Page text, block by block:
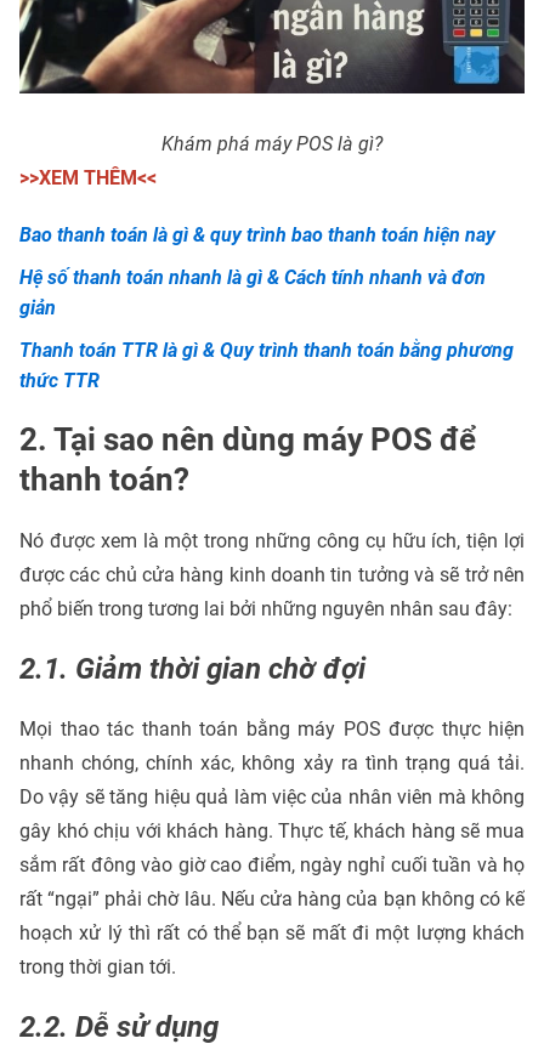
Khám phá máy POS là gì?
>>XEM THÊM<<
Bao thanh toán là gì & quy trình bao thanh toán hiện nay
Hệ số thanh toán nhanh là gì & Cách tính nhanh và đơn
giản
Thanh toán TTR là gì & Quy trình thanh toán bằng phương
thức TTR
2. Tại sao nên dùng máy POS để
thanh toán?
Nó được xem là một trong những công cụ hữu ích, tiện lợi
được các chủ cửa hàng kinh doanh tin tưởng và sẽ trở nên
phổ biến trong tương lai bởi những nguyên nhân sau đây:
2.1. Giảm thời gian chờ đợi
Mọi thao tác thanh toán bằng máy POS được thực hiện
nhanh chóng, chính xác, không xảy ra tình trạng quá tải.
Do vậy sẽ tăng hiệu quả làm việc của nhân viên mà không
gây khó chịu với khách hàng. Thực tế, khách hàng sẽ mua
sắm rất đông vào giờ cao điểm, ngày nghỉ cuối tuần và họ
rất “ngại” phải chờ lâu. Nếu cửa hàng của bạn không có kế
hoạch xử lý thì rất có thể bạn sẽ mất đi một lượng khách
trong thời gian tới.
2.2. Dễ sử dụng